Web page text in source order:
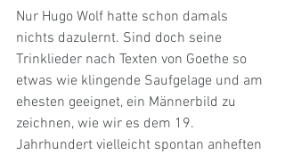
Nur Hugo Wolf hatte schon damals
nichts dazulernt. Sind doch seine
Trinklieder nach Texten von Goethe so
etwas wie klingende Saufgelage und am
ehesten geeignet, ein Männerbild zu
zeichnen, wie wir es dem 19.
Jahrhundert vielleicht spontan anheften